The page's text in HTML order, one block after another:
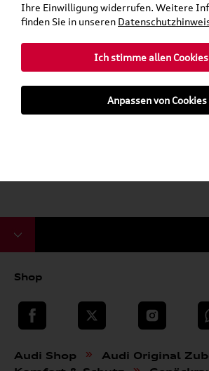
Dachboxen!
Shop
teilen Twitter Instagram
Audi Shop » Audi Original
Ihre Einwilligung widerrufen. Weitere
finden Sie in unseren
Ich stimme allen
Anpassen von Cookies